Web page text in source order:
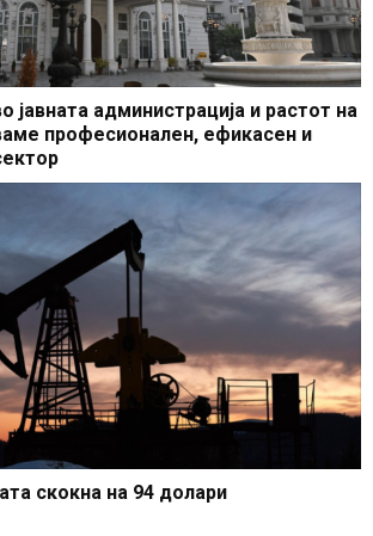
јавната администрација и растот на
професионален, ефикасен и
скокна на 94 долари